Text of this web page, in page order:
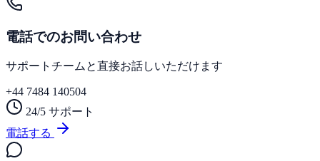
電話でのお問い合わせ
サポートチームと直接お話しいただけます
+44 7484 140504
24/5 サポート
電話する